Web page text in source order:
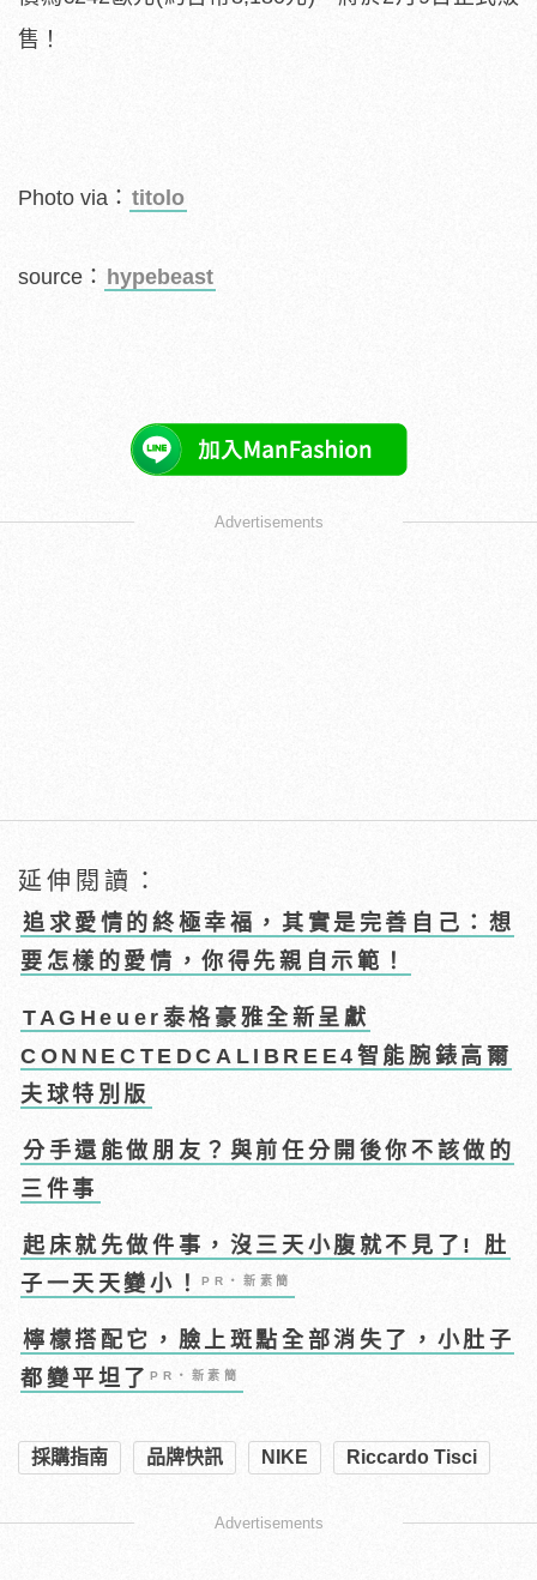
售！
Photo via： titolo
source： hypebeast
Advertisements
延伸閱讀：
追求愛情的終極幸福，其實是完善自己：想
要怎樣的愛情，你得先親自示範！
TAGHeuer泰格豪雅全新呈獻
CONNECTEDCALIBREE4智能腕錶高爾
夫球特別版
分手還能做朋友？與前任分開後你不該做的
三件事
起床就先做件事，沒三天小腹就不見了! 肚
子一天天變小！PR・新素簡
檸檬搭配它，臉上斑點全部消失了，小肚子
都變平坦了
PR・新素簡
採購指南 品牌快訊 NIKE Riccardo Tisci
Advertisements